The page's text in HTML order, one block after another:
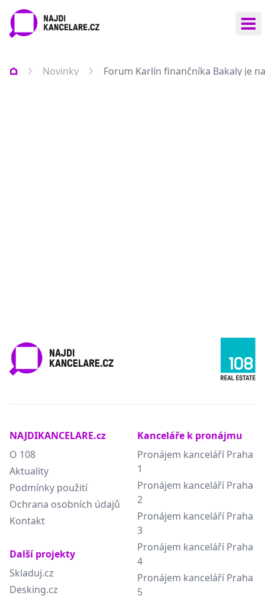
Novinky Forum Karlín finančníka Bakaly je
NAJDIKANCELARE.cz
O 108
Aktuality
Podmínky použití
Ochrana osobních údajů
Kontakt
Další projekty
Skladuj.cz
Desking.cz
Kanceláře k pronájmu
Pronájem kanceláří Praha
1
Pronájem kanceláří Praha
2
Pronájem kanceláří Praha
3
Pronájem kanceláří Praha
4
Pronájem kanceláří Praha
5